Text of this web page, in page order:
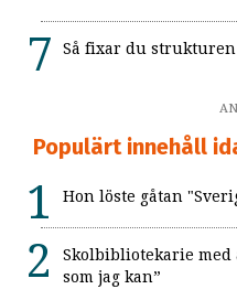
Så fixar du
Populärt innehåll
Hon löste gåtan
Skolbibliotekarie med
som jag kan”